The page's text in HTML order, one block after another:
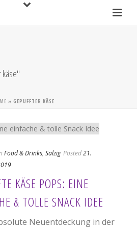
käse"
» GEPUFFTER KÄSE
Food & Drinks, Salzig Posted21.
KÄSE POPS: EINE
& TOLLE SNACK IDEE
Neuentdeckung in der